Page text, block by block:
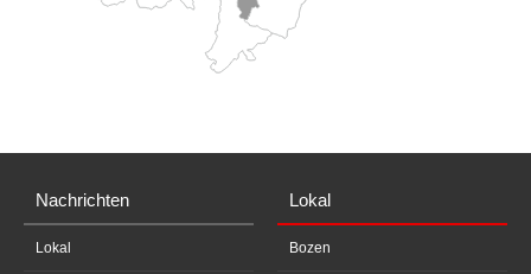
Nachrichten
Lokal
Lokal
Bozen